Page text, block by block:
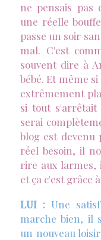
ne pensais pas
une réelle
passe un soir
mal. C'est
souvent dire à
bébé. Et même
extrêmement
si tout
serai
blog est
réel besoin, il
rire aux larmes,
et ça c'est grâce
LUI : Une
marche bien, il
un nouveau